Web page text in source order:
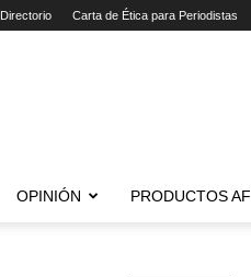
Directorio Carta de Ética para Periodistas
OPINIÓN PRODUCTOS AF